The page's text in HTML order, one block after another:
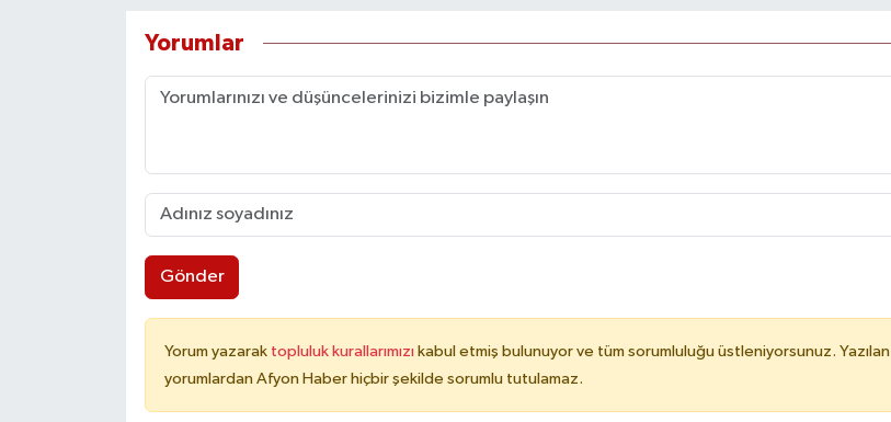
Yorumlar
Gönder
Yorum yazarak topluluk kurallarımızı kabul etmiş bulunuyor ve tüm sorumluluğu üstleniyorsunuz. Yazılan
yorumlardan Afyon Haber hiçbir şekilde sorumlu tutulamaz.